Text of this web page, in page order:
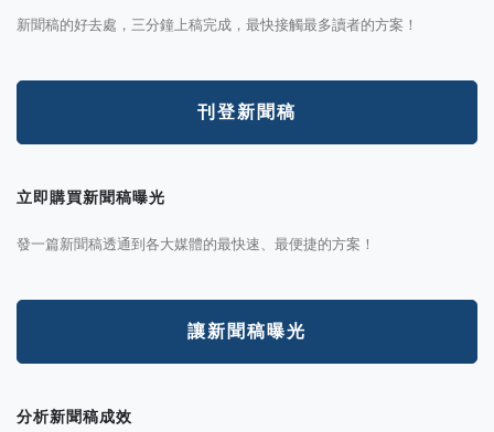
新聞稿的好去處，三分鐘上稿完成，最快接觸最多讀者的方案！
刊登新聞稿
立即購買新聞稿曝光
發一篇新聞稿透通到各大媒體的最快速、最便捷的方案！
讓新聞稿曝光
分析新聞稿成效